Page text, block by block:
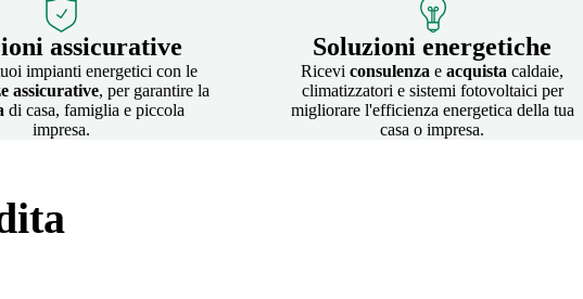
assicurative
impianti energetici con le
assicurative, per garantire la
di casa, famiglia e piccola
impresa.
Soluzioni energetiche
Ricevi consulenza e acquista caldaie,
climatizzatori e sistemi fotovoltaici per
migliorare l'efficienza energetica della tua
casa o impresa.